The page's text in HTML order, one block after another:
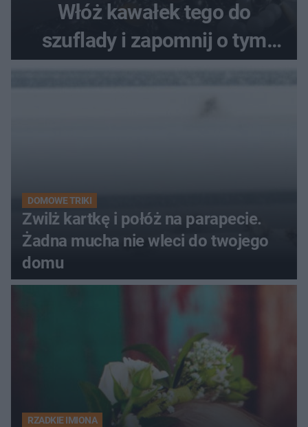
Włóż kawałek tego do
szuflady i zapomnij o tym
DOMOWE TRIKI
Zwilż kartkę i połóż na parapecie.
Żadna mucha nie wleci do twojego
domu
RZADKIE IMIONA